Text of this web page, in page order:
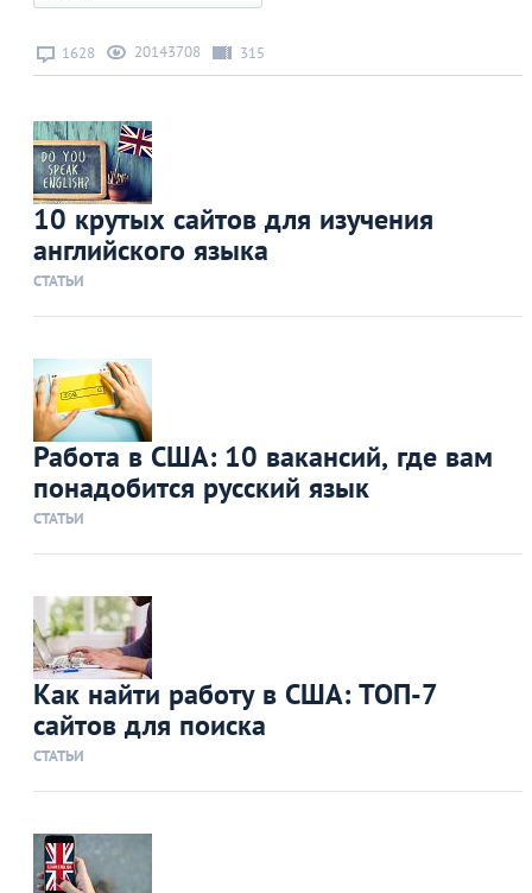
1628 20143708 315
10 крутых сайтов для изучения
английского языка
СТАТЬИ
Работа в США: 10 вакансий, где вам
понадобится русский язык
СТАТЬИ
Как найти работу в США: ТОП-7
сайтов для поиска
СТАТЬИ